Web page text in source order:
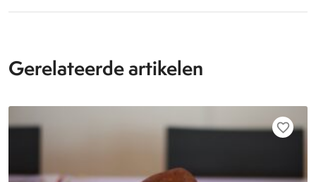
Gerelateerde artikelen
favorite_border